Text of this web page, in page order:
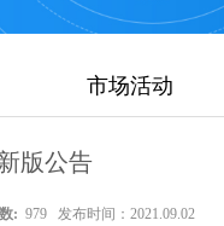
市场活动
版公告
: 979 发布时间：2021.09.02